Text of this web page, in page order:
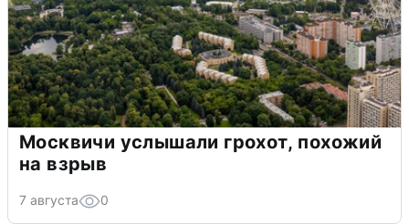
Москвичи услышали грохот, похожий
на взрыв
7 августа 0